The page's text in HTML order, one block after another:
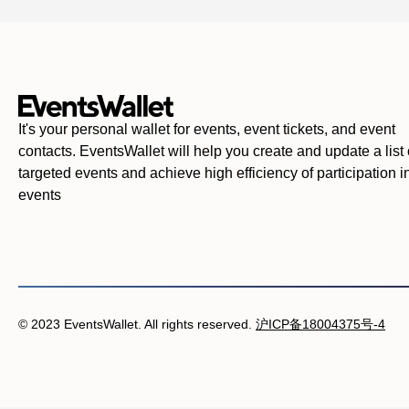
It's your personal wallet for events, event tickets, and event
contacts. EventsWallet will help you create and update a list
targeted events and achieve high efficiency of participation
events
© 2023 EventsWallet. All rights reserved. 沪ICP备18004375号-4